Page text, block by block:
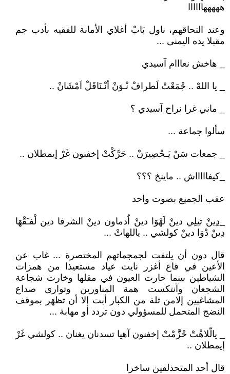
هههههاااااا
وعند التحاقهم، ناول بَابْ أغلاي الأمانة للفقيه بأدب جم
مقبلا يده اليمنى ...
_ هاخش نعااام آسيدي
_ يا اللهْ .. جْمَعْتْ لَطرافْ نْـوَنْ أنْـنَاقَلْ اَمْشَانْ ..
_ ماني غرا نراح آسيدي ؟
سألوا جماعة ...
_ جمعات سَنْ يَـحْصِيرَنْ .. حَرَّكْتْ إخفنون غَرْ إيمطلان ..
_كيفاااااش .. ماينخ ؟؟؟
عقب الجميع بصوت واحد
_دِينْ تيلِي دينْ لَهْوَا دينْ اُدماون دينْ الشرفا دين لْفـَقْهَا
دِينْ دْوَا دينْ كولشي .. ياللهاتْ ...
قال دون أن يلتفت لجمجماتهم المختصرة ... غاب عن
الأعين في قاع أغزر نايت عياد مستعيذا من همزات
الشياطين بينما حارت العيون في مقلها وخارت شجاعة
الشجعان وآنتكست همة المناورين وتوارى صداع
المشاغبين إلامن ثلة من الكبار أبت إلا أن تظهَر بموقف
النضج المتحمل للمسؤولي دون تردد أو مهابة ...
_ يالّلاهْتْ حْزَّمْتْ إخفنون آهيا تسدنان يغنان .. كولشي غَرْ
إيمطلان ..
قال أحد المتحذلقين ساخرا